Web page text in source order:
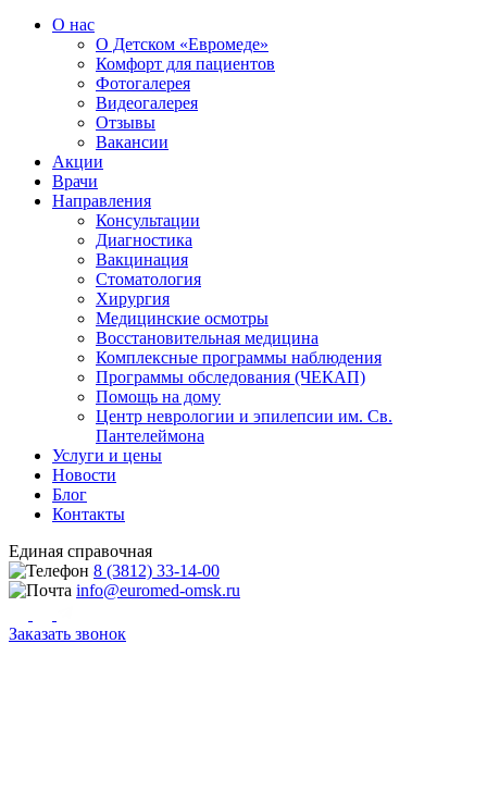
О нас
О Детском «Евромеде»
Комфорт для пациентов
Фотогалерея
Видеогалерея
Отзывы
Вакансии
Акции
Врачи
Направления
Консультации
Диагностика
Вакцинация
Стоматология
Хирургия
Медицинские осмотры
Восстановительная медицина
Комплексные программы наблюдения
Программы обследования (ЧЕКАП)
Помощь на дому
Центр неврологии и эпилепсии им. Св.
Пантелеймона
Услуги и цены
Новости
Блог
Контакты
Единая справочная
8 (3812) 33-14-00
info@euromed-omsk.ru
Заказать звонок